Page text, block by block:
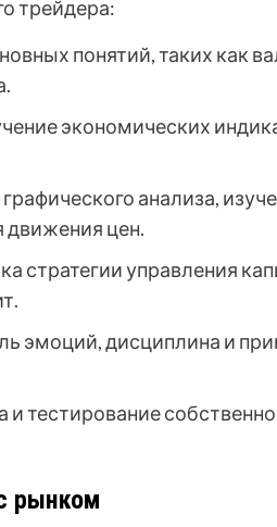
трейдера:
понятий, таких как
экономических
анализа,
движения цен.
стратегии управления
эмоций, дисциплина и
и тестирование
рынком